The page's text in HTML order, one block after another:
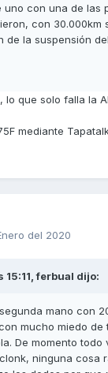
uno con una de las
con 30.000km
de la suspensión
lo que solo falla la
mediante
del 2020
15:11,ferbual dijo:
mano con
mucho miedo de
De momento todo
ninguna cosa